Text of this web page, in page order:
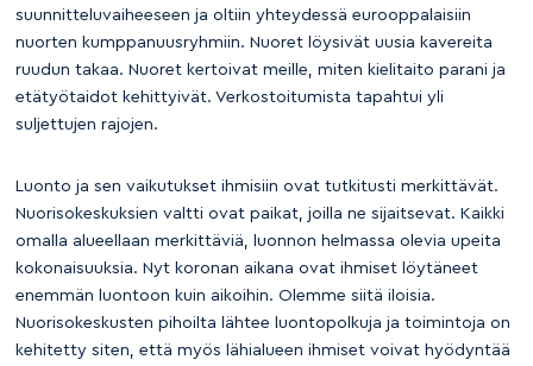
suunnitteluvaiheeseen ja oltiin yhteydessä eurooppalaisiin
nuorten kumppanuusryhmiin. Nuoret löysivät uusia kavereita
ruudun takaa. Nuoret kertoivat meille, miten kielitaito parani ja
etätyötaidot kehittyivät. Verkostoitumista tapahtui yli
suljettujen rajojen.
Luonto ja sen vaikutukset ihmisiin ovat tutkitusti merkittävät.
Nuorisokeskuksien valtti ovat paikat, joilla ne sijaitsevat. Kaikki
omalla alueellaan merkittäviä, luonnon helmassa olevia upeita
kokonaisuuksia. Nyt koronan aikana ovat ihmiset löytäneet
enemmän luontoon kuin aikoihin. Olemme siitä iloisia.
Nuorisokeskusten pihoilta lähtee luontopolkuja ja toimintoja on
kehitetty siten, että myös lähialueen ihmiset voivat hyödyntää